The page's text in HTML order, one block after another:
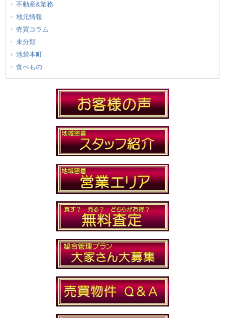
不動産&業務
地元情報
売買コラム
未分類
池袋本町
食べもの